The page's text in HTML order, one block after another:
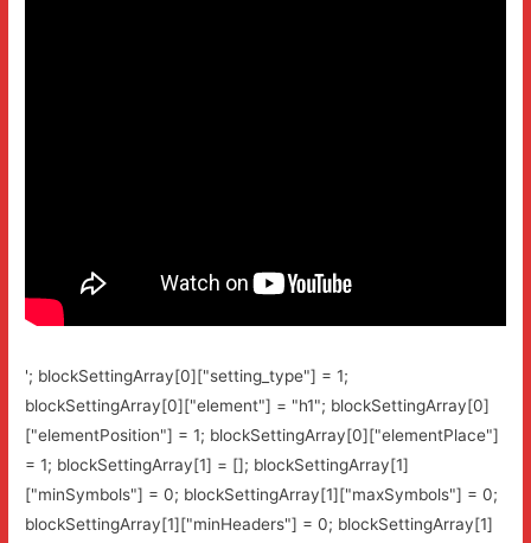
'; blockSettingArray[0]["setting_type"] = 1;
blockSettingArray[0]["element"] = "h1"; blockSettingArray[0]
["elementPosition"] = 1; blockSettingArray[0]["elementPlace"]
= 1; blockSettingArray[1] = []; blockSettingArray[1]
["minSymbols"] = 0; blockSettingArray[1]["maxSymbols"] = 0;
blockSettingArray[1]["minHeaders"] = 0; blockSettingArray[1]